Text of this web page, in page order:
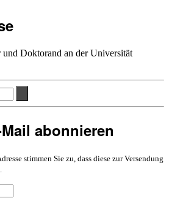
Doktorand an der Universität
abonnieren
stimmen Sie zu, dass diese zur Versendung